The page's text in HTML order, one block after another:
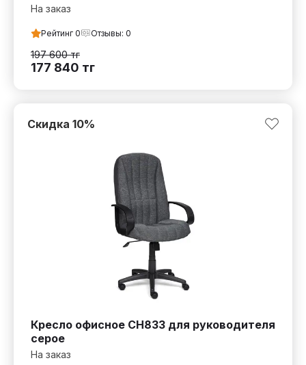
На заказ
Рейтинг 0 Отзывы: 0
197 600тг
177 840 тг
Кресло офисное СН833 для руководителя
серое
Скидка 10%
На заказ